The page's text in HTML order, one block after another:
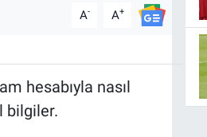
A- A+
hesabıyla nasıl
bilgiler.